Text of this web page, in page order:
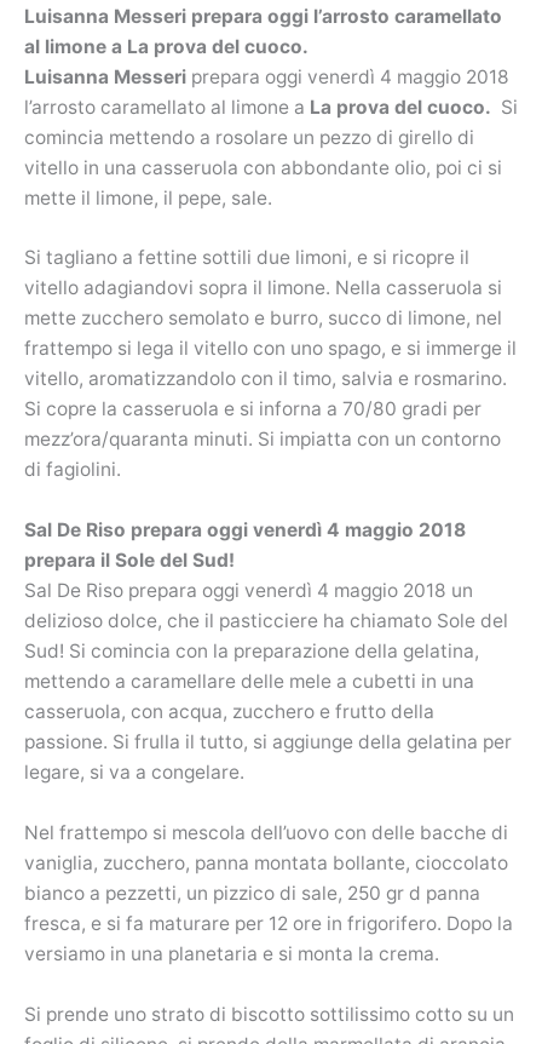
Luisanna Messeri prepara oggi l’arrosto caramellato
al limone a La prova del cuoco.
Luisanna Messeri prepara oggi venerdì 4 maggio 2018
l’arrosto caramellato al limone a La prova del cuoco. Si
comincia mettendo a rosolare un pezzo di girello di
vitello in una casseruola con abbondante olio, poi ci si
mette il limone, il pepe, sale.
Si tagliano a fettine sottili due limoni, e si ricopre il
vitello adagiandovi sopra il limone. Nella casseruola si
mette zucchero semolato e burro, succo di limone, nel
frattempo si lega il vitello con uno spago, e si immerge il
vitello, aromatizzandolo con il timo, salvia e rosmarino.
Si copre la casseruola e si inforna a 70/80 gradi per
mezz’ora/quaranta minuti. Si impiatta con un contorno
di fagiolini.
Sal De Riso prepara oggi venerdì 4 maggio 2018
prepara il Sole del Sud!
Sal De Riso prepara oggi venerdì 4 maggio 2018 un
delizioso dolce, che il pasticciere ha chiamato Sole del
Sud! Si comincia con la preparazione della gelatina,
mettendo a caramellare delle mele a cubetti in una
casseruola, con acqua, zucchero e frutto della
passione. Si frulla il tutto, si aggiunge della gelatina per
legare, si va a congelare.
Nel frattempo si mescola dell’uovo con delle bacche di
vaniglia, zucchero, panna montata bollante, cioccolato
bianco a pezzetti, un pizzico di sale, 250 gr d panna
fresca, e si fa maturare per 12 ore in frigorifero. Dopo la
versiamo in una planetaria e si monta la crema.
Si prende uno strato di biscotto sottilissimo cotto su un